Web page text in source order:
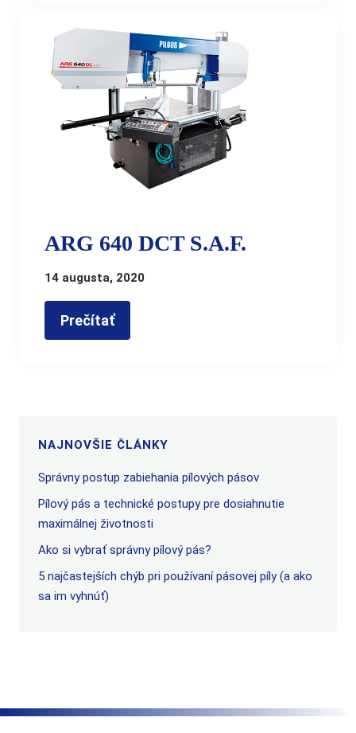
ARG 640 DCT S.A.F.
14 augusta, 2020
Prečítať
NAJNOVŠIE ČLÁNKY
Správny postup zabiehania pílových pásov
Pílový pás a technické postupy pre dosiahnutie
maximálnej životnosti
Ako si vybrať správny pílový pás?
5 najčastejších chýb pri používaní pásovej píly (a ako
sa im vyhnúť)